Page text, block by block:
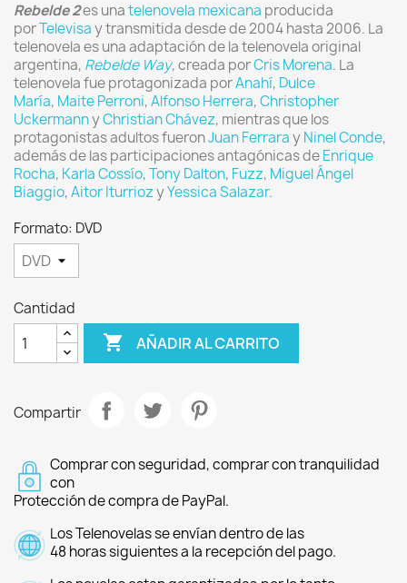
Rebelde 2es unatelenovela mexicana producida
porTelevisay transmitida desde de 2004 hasta 2006. La
telenovela es una adaptación de la telenovela original
argentina, Rebelde Way, creada porCris Morena. La
telenovela fue protagonizada porAnahí, Dulce
María, Maite Perroni,Alfonso Herrera,Christopher
UckermannyChristian Chávez, mientras que los
protagonistas adultos fueronJuan FerrarayNinel Conde,
además de las participaciones antagónicas deEnrique
Rocha, Karla Cossío,Tony Dalton, Fuzz, Miguel Ángel
Biaggio,Aitor IturriozyYessica Salazar.
Formato: DVD
Cantidad
 AÑADIR AL CARRITO
Compartir
Comprar con seguridad, comprar con tranquilidad
con
Protección de compra de PayPal.
Los Telenovelas se envían dentro de las
48 horas siguientes a la recepción del pago.